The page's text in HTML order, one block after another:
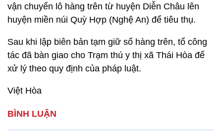
vận chuyển lô hàng trên từ huyện Diễn Châu lên
huyện miền núi Quỳ Hợp (Nghệ An) để tiêu thụ.
Sau khi lập biên bản tạm giữ số hàng trên, tổ công
tác đã bàn giao cho Trạm thú y thị xã Thái Hòa để
xử lý theo quy định của pháp luật.
Việt Hòa